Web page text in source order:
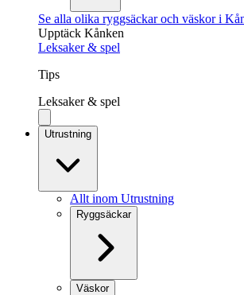
Se alla olika ryggsäckar och väskor i
Upptäck Kånken
Leksaker & spel
Tips
Leksaker & spel
Utrustning
Allt inom Utrustning
Ryggsäckar
Väskor